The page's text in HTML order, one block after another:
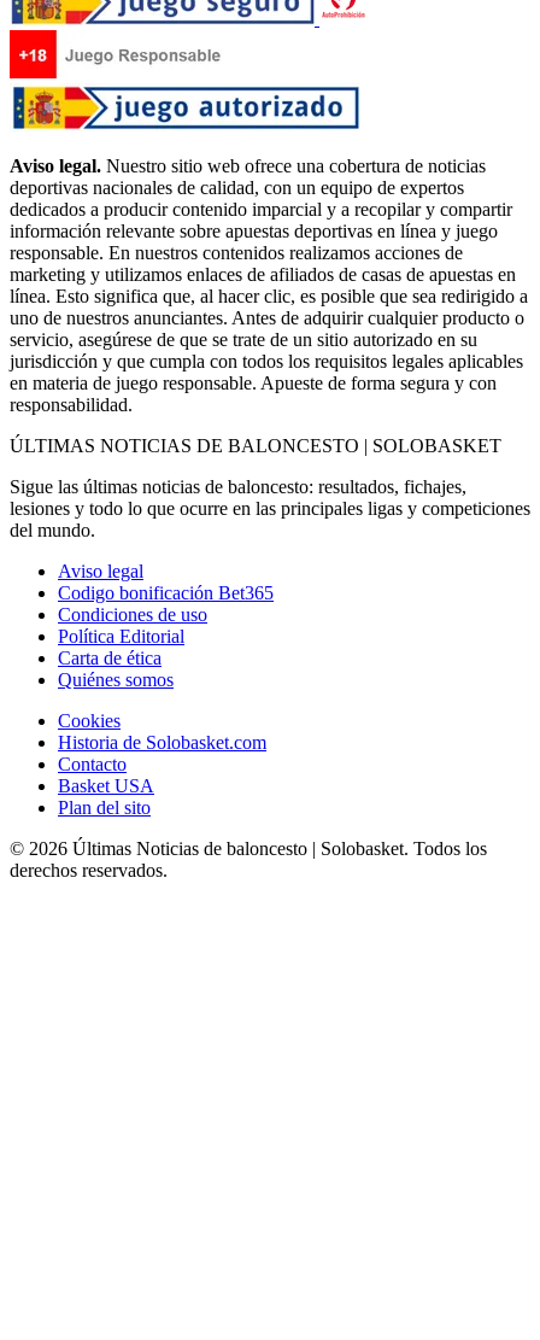
Aviso legal. Nuestro sitio web ofrece una cobertura de noticias
deportivas nacionales de calidad, con un equipo de expertos
dedicados a producir contenido imparcial y a recopilar y compartir
información relevante sobre apuestas deportivas en línea y juego
responsable. En nuestros contenidos realizamos acciones de
marketing y utilizamos enlaces de afiliados de casas de apuestas en
línea. Esto significa que, al hacer clic, es posible que sea redirigido a
uno de nuestros anunciantes. Antes de adquirir cualquier producto o
servicio, asegúrese de que se trate de un sitio autorizado en su
jurisdicción y que cumpla con todos los requisitos legales aplicables
en materia de juego responsable. Apueste de forma segura y con
responsabilidad.
ÚLTIMAS NOTICIAS DE BALONCESTO | SOLOBASKET
Sigue las últimas noticias de baloncesto: resultados, fichajes,
lesiones y todo lo que ocurre en las principales ligas y competiciones
del mundo.
Aviso legal
Codigo bonificación Bet365
Condiciones de uso
Política Editorial
Carta de ética
Quiénes somos
Cookies
Historia de Solobasket.com
Contacto
Basket USA
Plan del sito
© 2026 Últimas Noticias de baloncesto | Solobasket. Todos los
derechos reservados.